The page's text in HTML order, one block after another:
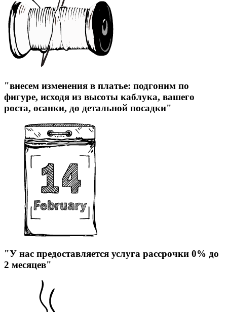
"внесем изменения в платье: подгоним по
фигуре, исходя из высоты каблука, вашего
роста, осанки, до детальной посадки"
"У нас предоставляется услуга рассрочки 0% до
2 месяцев"